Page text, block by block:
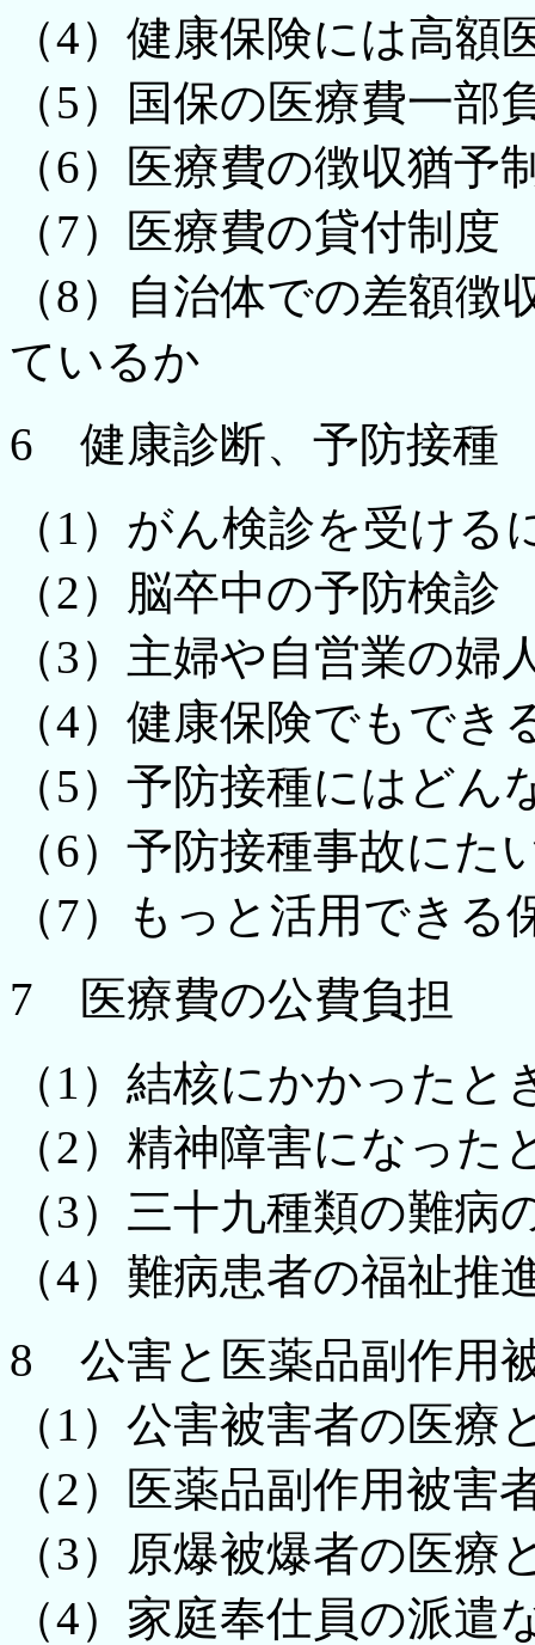
（4）健康保険には高
（5）国保の医療費一
（6）医療費の徴収猶予
（7）医療費の貸付制度
（8）自治体での差額
ているか
6 健康診断、予防接種
（1）がん検診を受ける
（2）脳卒中の予防検診
（3）主婦や自営業の
（4）健康保険でもでき
（5）予防接種にはどん
（6）予防接種事故にた
（7）もっと活用できる
7 医療費の公費負担
（1）結核にかかったと
（2）精神障害になった
（3）三十九種類の難病
（4）難病患者の福祉
8 公害と医薬品副作用
（1）公害被害者の医療
（2）医薬品副作用被害
（3）原爆被爆者の医療
（4）家庭奉仕員の派